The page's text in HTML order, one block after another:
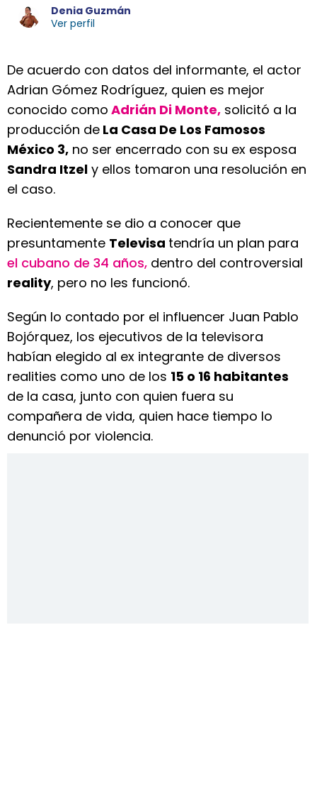
Denia Guzmán
Ver perfil
De acuerdo con datos del informante, el actor
Adrian Gómez Rodríguez, quien es mejor
conocido como Adrián Di Monte, solicitó a la
producción de La Casa De Los Famosos
México 3, no ser encerrado con su ex esposa
Sandra Itzel y ellos tomaron una resolución en
el caso.
Recientemente se dio a conocer que
presuntamente Televisa tendría un plan para
el cubano de 34 años, dentro del controversial
reality, pero no les funcionó.
Según lo contado por el influencer Juan Pablo
Bojórquez, los ejecutivos de la televisora
habían elegido al ex integrante de diversos
realities como uno de los 15 o 16 habitantes
de la casa, junto con quien fuera su
compañera de vida, quien hace tiempo lo
denunció por violencia.